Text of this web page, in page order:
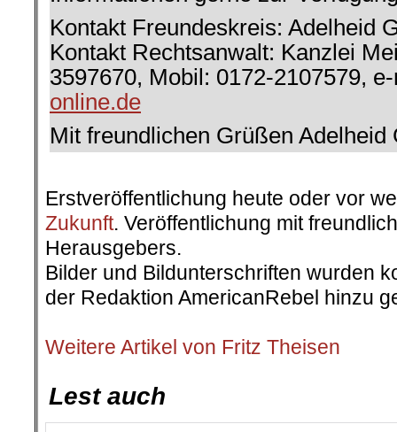
Kontakt Freundeskreis: Adelheid
Kontakt Rechtsanwalt: Kanzlei
3597670, Mobil: 0172-2107579,
online.de
Mit freundlichen Grüßen Adelheid
Erstveröffentlichung heute oder vor
Zukunft. Veröffentlichung mit
Herausgebers.
Bilder und Bildunterschriften wurden
der Redaktion AmericanRebel hinzu
Weitere Artikel von Fritz Theisen
Lest auch